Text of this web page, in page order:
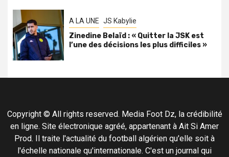
A LA UNE JS Kabylie
Zinedine Belaïd : « Quitter la JSK est
l’une des décisions les plus difficiles »
Copyright © All rights reserved. Media Foot Dz, la crédibilité
en ligne. Site électronique agréé, appartenant à Ait Si Amer
Prod. Il traite l'actualité du football algérien qu'elle soit à
l'échelle nationale qu'internationale. C'est un journal qui